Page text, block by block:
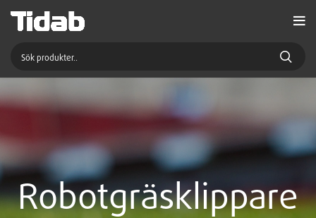
Robotgräsklippare